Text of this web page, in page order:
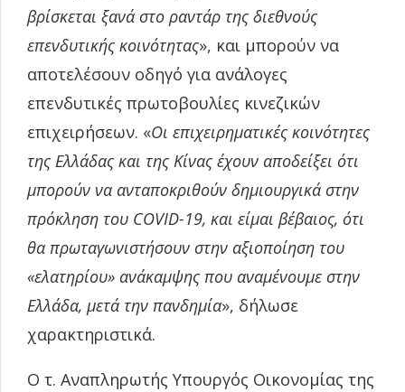
βρίσκεται ξανά στο ραντάρ της διεθνούς
επενδυτικής κοινότητας», και μπορούν να
αποτελέσουν οδηγό για ανάλογες
επενδυτικές πρωτοβουλίες κινεζικών
επιχειρήσεων. «Οι επιχειρηματικές κοινότητες
της Ελλάδας και της Κίνας έχουν αποδείξει ότι
μπορούν να ανταποκριθούν δημιουργικά στην
πρόκληση του COVID-19, και είμαι βέβαιος, ότι
θα πρωταγωνιστήσουν στην αξιοποίηση του
«ελατηρίου» ανάκαμψης που αναμένουμε στην
Ελλάδα, μετά την πανδημία», δήλωσε
χαρακτηριστικά.
Ο τ. Αναπληρωτής Υπουργός Οικονομίας της